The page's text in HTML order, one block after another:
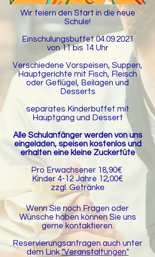
Wir feiern den Start in die neue
Schule!
Einschulungsbuffet04.09.2021
von 11 bis 14 Uhr
Verschiedene Vorspeisen, Suppen,
Hauptgerichte mit Fisch, Fleisch
oder Geflügel, Beilagen und
Desserts
separates Kinderbuffet mit
Hauptgang und Dessert
Alle Schulanfänger werden von uns
eingeladen, speisen kostenlos und
erhalten eine kleine Zuckertüte
Pro Erwachsener 18,90€
Kinder 4-12 Jahre 12,00€
zzgl. Getränke
Wenn Sie noch Fragen oder
Wünsche haben können Sie uns
gerne kontaktieren.
Reservierungsanfragen auch unter
dem Link"Veranstaltungen"